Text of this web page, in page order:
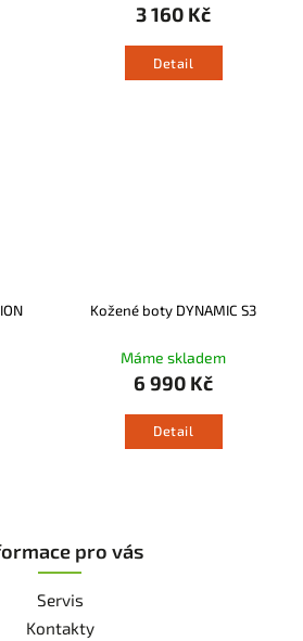
3 160 Kč
Detail
Kožené boty DYNAMIC S3
Máme skladem
6 990 Kč
Detail
pro vás
Servis
Kontakty